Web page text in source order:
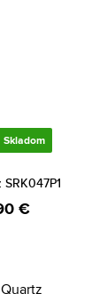
Skladom
€